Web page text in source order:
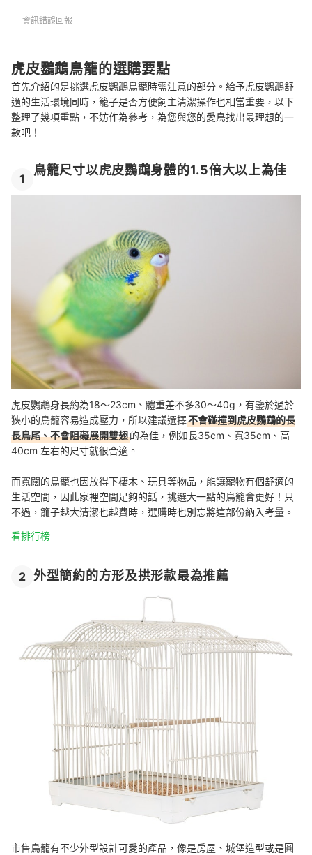
專家精選3款人氣虎皮鸚鵡鳥籠
Q：最推薦的鳥籠材質為何？
Q：適合虎皮鸚鵡的籠條間距為何？
Q：籠內該如何佈置？
資訊錯誤回報
虎皮鸚鵡鳥籠的選購要點
首先介紹的是挑選虎皮鸚鵡鳥籠時需注意的部分。給予虎皮鸚鵡舒
適的生活環境同時，籠子是否方便飼主清潔操作也相當重要，以下
整理了幾項重點，不妨作為參考，為您與您的愛鳥找出最理想的一
款吧！
1
鳥籠尺寸以虎皮鸚鵡身體的1.5倍大以上為佳
虎皮鸚鵡身長約為18～23cm、體重差不多30～40g，有鑒於過於
狹小的鳥籠容易造成壓力，所以建議選擇不會碰撞到虎皮鸚鵡的長
長鳥尾、不會阻礙展開雙翅的為佳，例如長35cm、寬35cm、高
40cm 左右的尺寸就很合適。
而寬闊的鳥籠也因放得下棲木、玩具等物品，能讓寵物有個舒適的
生活空間，因此家裡空間足夠的話，挑選大一點的鳥籠會更好！只
不過，籠子越大清潔也越費時，選購時也別忘將這部份納入考量。
看排行榜
2 外型簡約的方形及拱形款最為推薦
市售鳥籠有不少外型設計可愛的產品，像是房屋、城堡造型或是圓